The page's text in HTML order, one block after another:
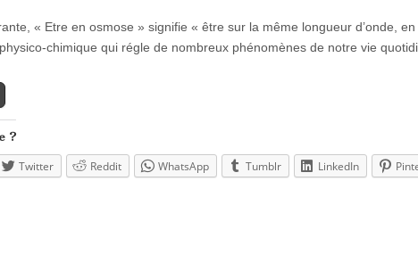
« Etre en osmose » signifie « être sur la même longueur d’onde,
chimique qui régle de nombreux phénomènes de notre vie
?
Twitter Reddit WhatsApp Tumblr LinkedIn